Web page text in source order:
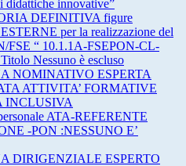
didattiche innovative”
DEFINITIVA figure
per la realizzazione del
FSE “ 10.1.1A-FSEPON-CL-
Nessuno è escluso
NOMINATIVO ESPERTA
ATTIVITA’ FORMATIVE
INCLUSIVA
ATA-REFERENTE
-PON :NESSUNO E’
DIRIGENZIALE ESPERTO